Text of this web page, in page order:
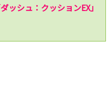
ッシュ：クッションEX」